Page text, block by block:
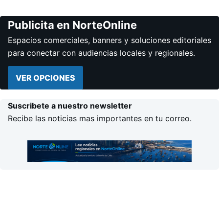
Publicita en NorteOnline
Espacios comerciales, banners y soluciones editoriales
para conectar con audiencias locales y regionales.
VER OPCIONES
Suscribete a nuestro newsletter
Recibe las noticias mas importantes en tu correo.